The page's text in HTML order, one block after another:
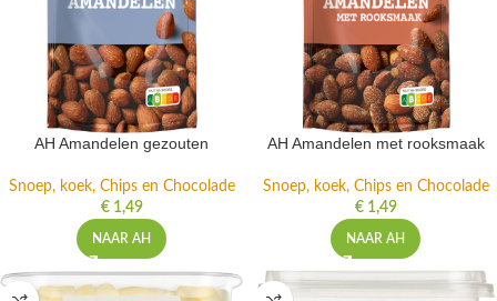
AH Amandelen gezouten
Snoep, koek, Chips en Chocolade
€1,49
NAAR AH
AH Amandelen met rooksmaak
Snoep, koek, Chips en Chocolade
€1,49
NAAR AH